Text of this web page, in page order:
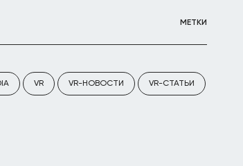
МЕТКИ
VR VR-НОВОСТИ VR-СТАТЬИ